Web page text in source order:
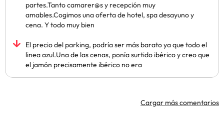
partes.Tanto camarer@s y recepción muy
amables.Cogimos una oferta de hotel, spa desayuno y
cena. Y todo muy bien
El precio del parking, podría ser más barato ya que todo el
linea azul.Una de las cenas, ponía surtido ibérico y creo que
el jamón precisamente ibérico no era
Cargar más comentarios